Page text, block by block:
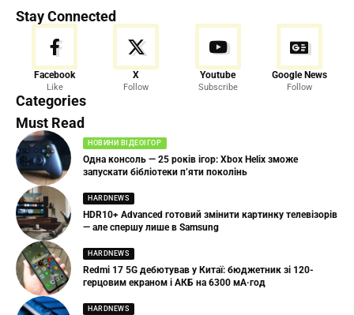
Stay Connected
Facebook
Like
X
Follow
Youtube
Subscribe
Google News
Follow
Categories
Must Read
НОВИНИ ВІДЕОІГОР
Одна консоль — 25 років ігор: Xbox Helix зможе
запускати бібліотеки п’яти поколінь
HARDNEWS
HDR10+ Advanced готовий змінити картинку телевізорів
— але спершу лише в Samsung
HARDNEWS
Redmi 17 5G дебютував у Китаї: бюджетник зі 120-
герцовим екраном і АКБ на 6300 мА·год
HARDNEWS